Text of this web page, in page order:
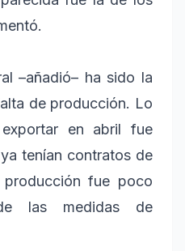
–añadió– ha sido la
de producción. Lo
en abril fue
tenían contratos de
fue poco
las medidas de